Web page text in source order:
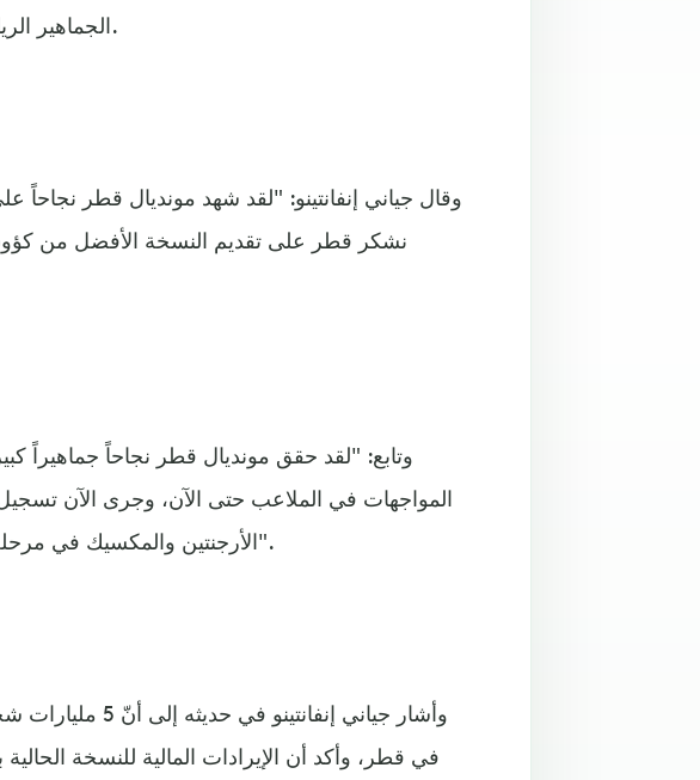
الجماهير الرياضية بفرصتها للتعرف على الثقافة العربية.
وقال جياني إنفانتينو: "لقد شهد مونديال قطر
نشكر قطر على تقديم النسخة الأفضل من
المواجهات في الملاعب حتى الآن، وجرى الآن
الأرجنتين والمكسيك في مرحلة المجموعات، وكان 88 ألفاً و966 شخصاً".
وأشار جياني